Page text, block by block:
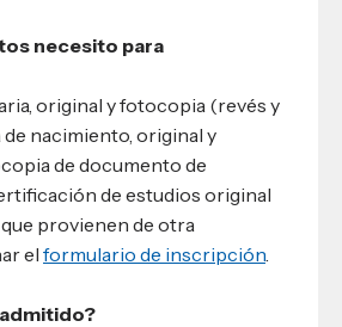
necesito para
original y fotocopia (revés y
nacimiento, original y
de documento de
de estudios original
provienen de otra
el formulario de inscripción